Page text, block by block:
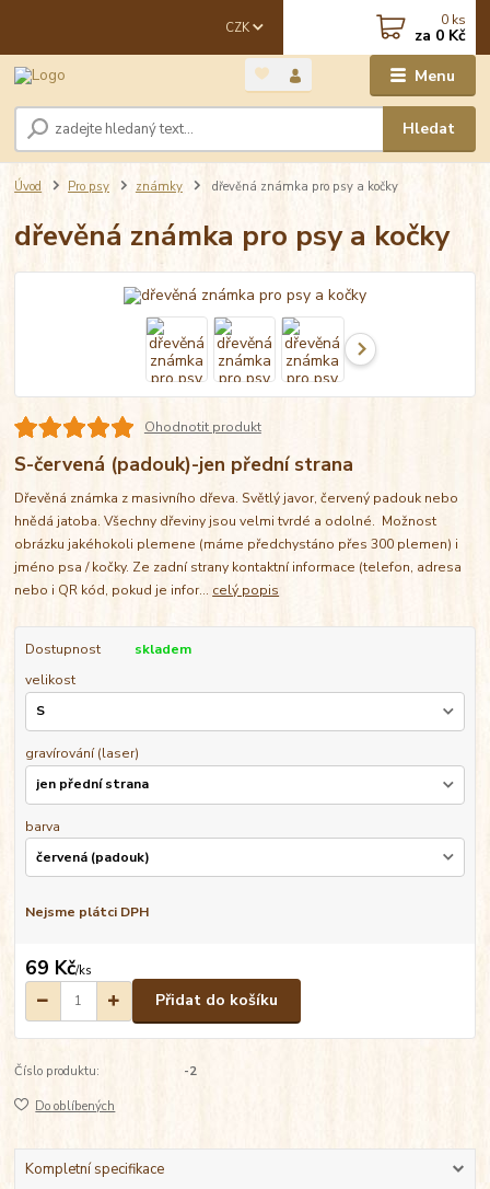
Menu
CZK
Hledat
0 ks
za 0 Kč
Úvod Pro psy známky dřevěná známka pro psy a kočky
dřevěná známka pro psy a kočky
Ohodnotit produkt
S-červená (padouk)-jen přední strana
Dřevěná známka z masivního dřeva. Světlý javor, červený padouk nebo
hnědá jatoba. Všechny dřeviny jsou velmi tvrdé a odolné. Možnost
obrázku jakéhokoli plemene (máme předchystáno přes 300 plemen) i
jméno psa / kočky. Ze zadní strany kontaktní informace (telefon, adresa
nebo i QR kód, pokud je infor... celý popis
Dostupnost
skladem
velikost
gravírování (laser)
barva
Nejsme plátci DPH
69 Kč/ks
Přidat do košíku
Číslo produktu: -2
Do oblíbených
Kompletní specifikace